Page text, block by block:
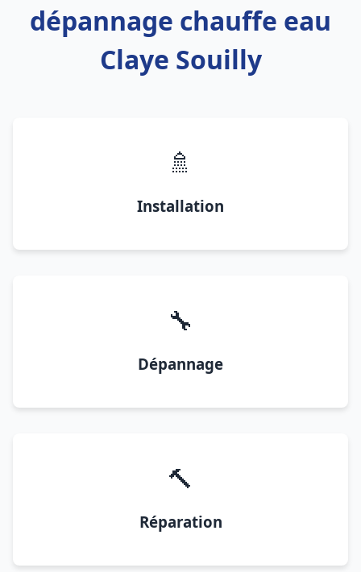
dépannage chauffe eau
Claye Souilly
🚿
Installation
🔧
Dépannage
🔨
Réparation